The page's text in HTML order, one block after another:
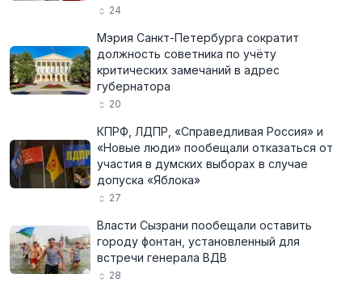
24
Мэрия Санкт-Петербурга сократит
должность советника по учёту
критических замечаний в адрес
губернатора
20
КПРФ, ЛДПР, «Справедливая Россия» и
«Новые люди» пообещали отказаться от
участия в думских выборах в случае
допуска «Яблока»
27
Власти Сызрани пообещали оставить
городу фонтан, установленный для
встречи генерала ВДВ
28